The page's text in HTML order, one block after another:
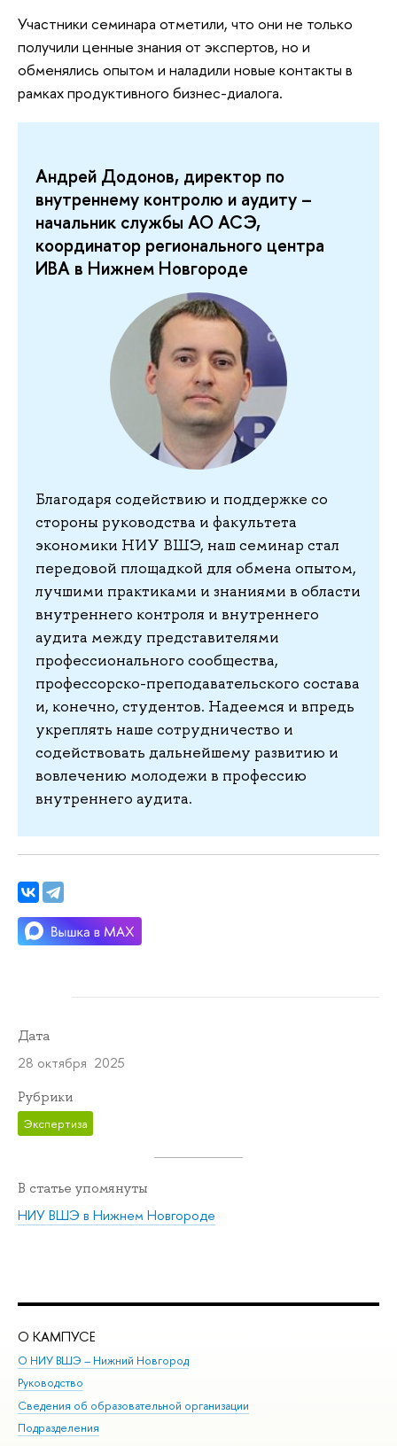
Участники семинара отметили, что они не только
получили ценные знания от экспертов, но и
обменялись опытом и наладили новые контакты в
рамках продуктивного бизнес-диалога.
Андрей Додонов, директор по
внутреннему контролю и аудиту –
начальник службы АО АСЭ,
координатор регионального центра
ИВА в Нижнем Новгороде
Благодаря содействию и поддержке со
стороны руководства и факультета
экономики НИУ ВШЭ, наш семинар стал
передовой площадкой для обмена опытом,
лучшими практиками и знаниями в области
внутреннего контроля и внутреннего
аудита между представителями
профессионального сообщества,
профессорско-преподавательского состава
и, конечно, студентов. Надеемся и впредь
укреплять наше сотрудничество и
содействовать дальнейшему развитию и
вовлечению молодежи в профессию
внутреннего аудита.
Дата
28 октября 2025
Рубрики
Экспертиза
В статье упомянуты
НИУ ВШЭ в Нижнем Новгороде
О КАМПУСЕ
О НИУ ВШЭ – Нижний Новгород
Руководство
Сведения об образовательной организации
Подразделения